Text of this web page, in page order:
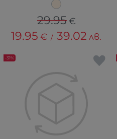
29.95 €
19.95 € / 39.02 лв.
-31%